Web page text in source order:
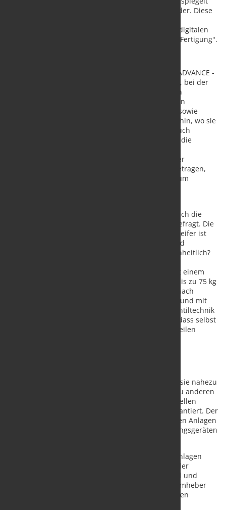
sich in vorkonfigurierten Industry 4.0-Features wieder. Diese
Einsatzzwecke in hochgradig automatisierten und digitalen
Fertigungslinien - Stichwort "adaptive und digitale Fertigung".
Beide Produktlinien - der AERO Standard und der ADVANCE -
werden eingesetzt bei Blechbearbeitungsanalagen, bei der
Be- und Entschickung von Laserschneidanlagen, an
Wasserschneidanlagen und an Werkzeugmaschinen
(Schneiden, Stanzen, Nibbeln). Bleche, Metallteile sowie
gebogene Blechteile kommen in Bewegung und dahin, wo sie
hingehören. Der Vakuumtechnikhersteller bietet auch
Sonderlösungen an. So werden unter anderem für die
Motorhauben - geliefert. Durch einen Brücken- oder
Schwenkarmkran oder über ein Schienensystem getragen,
wird der AERO oder der ADVANCE Vakuumheber zum
In der Metallbranche und anderen Branchen ist auch die
VUSS-Technologie (Vacuum Unit Sensing System) gefragt. Die
Saugplatten- und Ventiltechnik der VUSS Flächengreifer ist
faszinierend. Das Werkstück hat Löcher, Lücken und
Aussparungen? Die Guss- und Formteile sind uneinheitlich?
Schneideanlage? Kein Problem. In Kombination mit einem
Schlauchheber können unterschiedliche Schnitte bis zu 75 kg
manuell aufgenommen und abgesetzt werden. Je nach
erforderlicher Geschwindigkeit zudem gleichzeitig und mit
zwischenzeitlichem Ablegen. Dabei arbeitet die Ventiltechnik
im Inneren der Flächengreifer-Module so präzise, dass selbst
das Ablegen zwischen anderen transportfähigen Teilen
Flächengreifer. Durch ihr patentiertes Design sind sie nahezu
wartungsfrei. Dabei passt Aero-Lift im Gegensatz zu anderen
Herstellern das Format der Module an die individuellen
Hebegüter des Kunden an - maximaler Nutzen garantiert. Der
VUSS Flächengreifer kann sowohl an automatisierten Anlagen
als auch in Kombination mit manuellen Handhabungsgeräten
Diese werden an mobilen und versetzbaren Krananlagen
genutzt. So wird eine große Reichweite innerhalb der
Produktionshalle möglich. Wo immer es praktikabel und
sinnvoll ist, können alle gängigen AERO-LIFT Vakuumheber
und Schlauchheber auch an mobilen Schwenkkränen